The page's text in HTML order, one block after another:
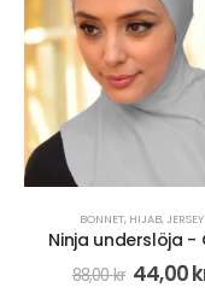
HIJAB,TURBAN
Tre vingar turban-
lykra - Rosa